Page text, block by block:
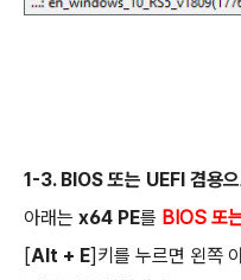
1-3. BIOS 또는 UEFI 겸용
아래는 x64 PE를 BIOS 또
[Alt + E]키를 누르면 왼쪽